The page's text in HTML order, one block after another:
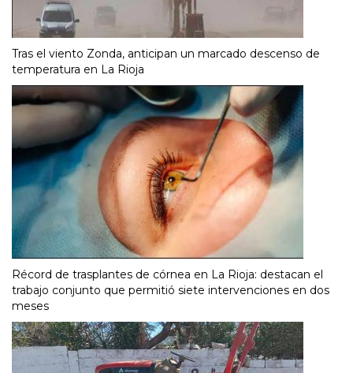
Tras el viento Zonda, anticipan un marcado descenso de
temperatura en La Rioja
Récord de trasplantes de córnea en La Rioja: destacan el
trabajo conjunto que permitió siete intervenciones en dos
meses